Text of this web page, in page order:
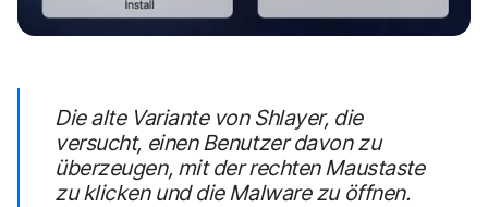
Die alte Variante von Shlayer, die
versucht, einen Benutzer davon zu
überzeugen, mit der rechten Maustaste
zu klicken und die Malware zu öffnen.